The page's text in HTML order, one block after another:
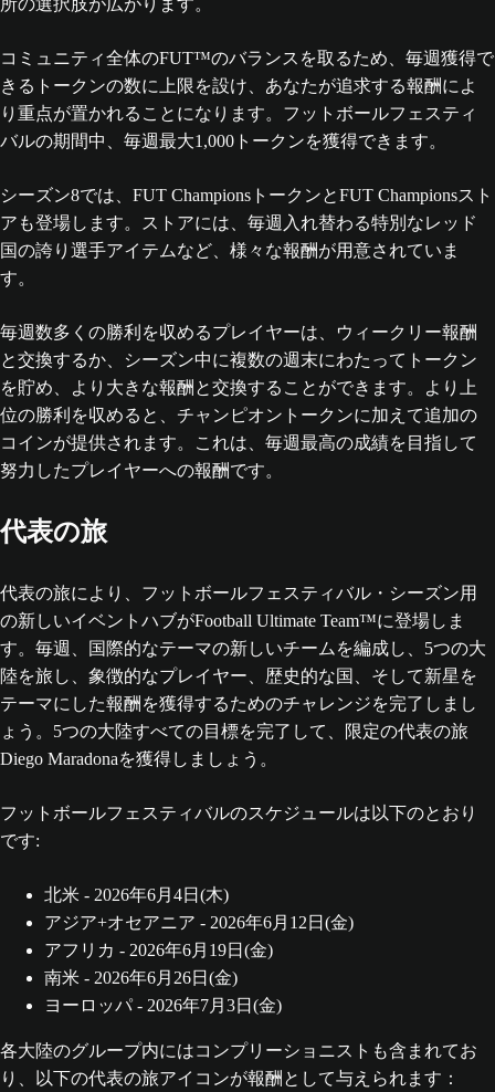
所の選択肢が広がります。
コミュニティ全体のFUT™のバランスを取るため、毎週獲得で
きるトークンの数に上限を設け、あなたが追求する報酬によ
り重点が置かれることになります。フットボールフェスティ
バルの期間中、毎週最大1,000トークンを獲得できます。
シーズン8では、FUT ChampionsトークンとFUT Championsスト
アも登場します。ストアには、毎週入れ替わる特別なレッド
国の誇り選手アイテムなど、様々な報酬が用意されていま
す。
毎週数多くの勝利を収めるプレイヤーは、ウィークリー報酬
と交換するか、シーズン中に複数の週末にわたってトークン
を貯め、より大きな報酬と交換することができます。より上
位の勝利を収めると、チャンピオントークンに加えて追加の
コインが提供されます。これは、毎週最高の成績を目指して
努力したプレイヤーへの報酬です。
代表の旅
代表の旅により、フットボールフェスティバル・シーズン用
の新しいイベントハブがFootball Ultimate Team™に登場しま
す。毎週、国際的なテーマの新しいチームを編成し、5つの大
陸を旅し、象徴的なプレイヤー、歴史的な国、そして新星を
テーマにした報酬を獲得するためのチャレンジを完了しまし
ょう。5つの大陸すべての目標を完了して、限定の代表の旅
Diego Maradonaを獲得しましょう。
フットボールフェスティバルのスケジュールは以下のとおり
です:
北米 - 2026年6月4日(木)
アジア+オセアニア - 2026年6月12日(金)
アフリカ - 2026年6月19日(金)
南米 - 2026年6月26日(金)
ヨーロッパ - 2026年7月3日(金)
各大陸のグループ内にはコンプリーショニストも含まれてお
り、以下の代表の旅アイコンが報酬として与えられます：